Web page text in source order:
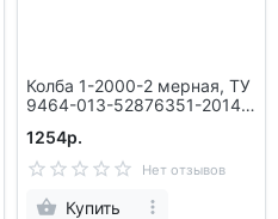
Колба 1-2000-2 мерная, ТУ
9464-013-52876351-2014,
10001126
1254р.
Нет отзывов
Купить